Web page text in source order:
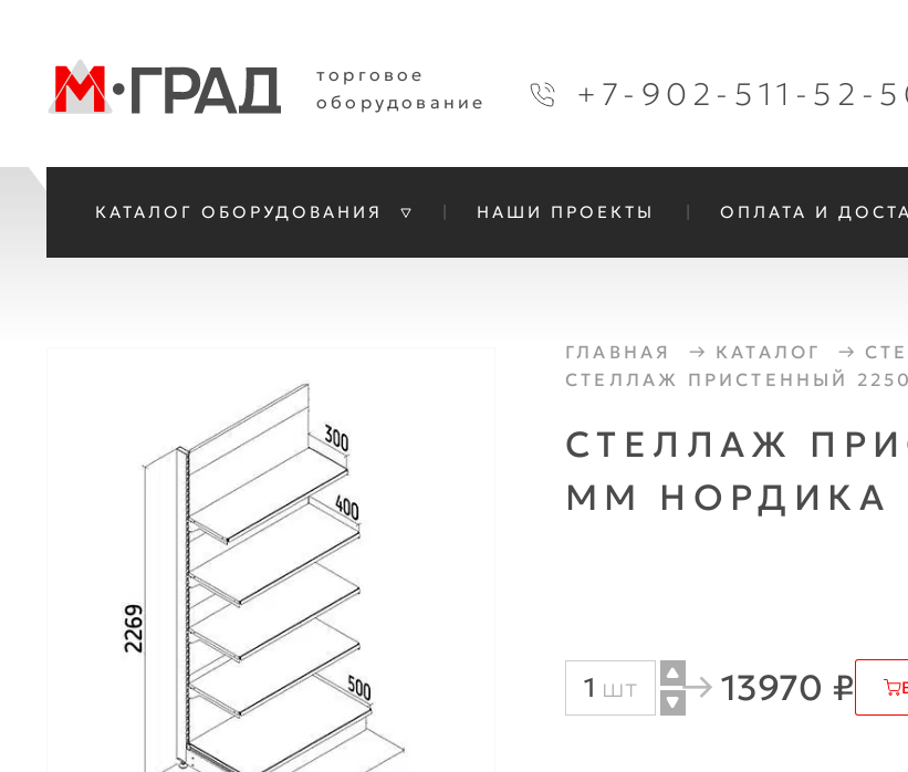
+7-902-511-52-
торговое
оборудование
КАТАЛОГ ОБОРУДОВАНИЯ НАШИ ПРОЕКТЫ ОПЛАТА И
ГЛАВНАЯ КАТАЛОГ
СТЕЛЛАЖ ПРИСТЕННЫЙ
СТЕЛЛАЖ
ММ НОРДИКА
Количество
шт 13970 ₽